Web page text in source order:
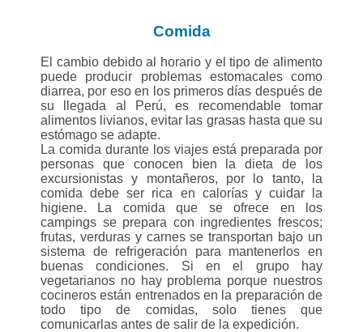
Comida
El cambio debido al horario y el tipo de alimento
puede producir problemas estomacales como
diarrea, por eso en los primeros días después de
su llegada al Perú, es recomendable tomar
alimentos livianos, evitar las grasas hasta que su
estómago se adapte.
La comida durante los viajes está preparada por
personas que conocen bien la dieta de los
excursionistas y montañeros, por lo tanto, la
comida debe ser rica en calorías y cuidar la
higiene. La comida que se ofrece en los
campings se prepara con ingredientes frescos;
frutas, verduras y carnes se transportan bajo un
sistema de refrigeración para mantenerlos en
buenas condiciones. Si en el grupo hay
vegetarianos no hay problema porque nuestros
cocineros están entrenados en la preparación de
todo tipo de comidas, solo tienes que
comunicarlas antes de salir de la expedición.